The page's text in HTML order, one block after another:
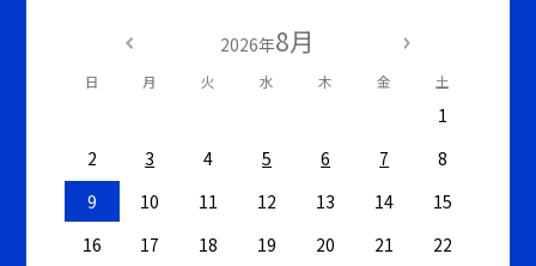
2026年8月
日 月 火 水 木 金 土
1
2
3 4 5 6 7
8
9
10 11 12 13 14
15
16
17 18 19 20 21
22